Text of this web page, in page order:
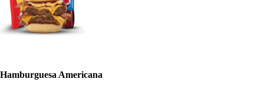
Hamburguesa Americana